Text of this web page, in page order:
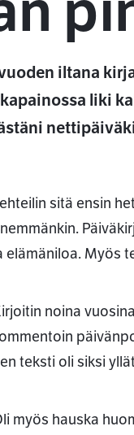
iltana
liki
sitä ensin
elämäniloa. Myös
noina
teksti oli siksi
myös hauska